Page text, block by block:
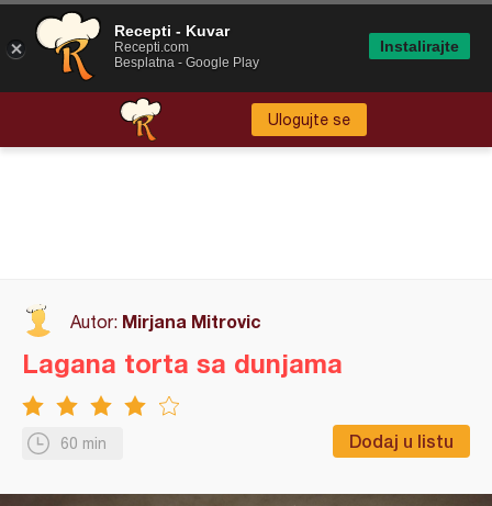
Ulogujte se
Autor: Mirjana Mitrovic
60 min Dodaj u listu
Lagana torta sa dunjama
Recepti - Kuvar
Recepti.com
Besplatna - Google Play
Instalirajte